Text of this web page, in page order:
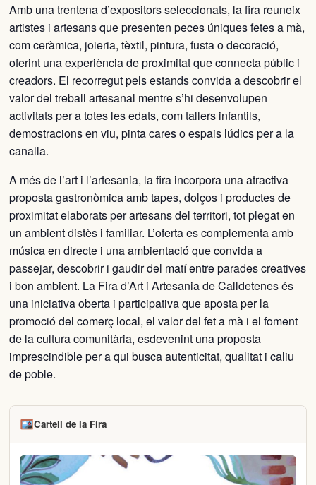
Amb una trentena d’expositors seleccionats, la fira reuneix
artistes i artesans que presenten peces úniques fetes a mà,
com ceràmica, joieria, tèxtil, pintura, fusta o decoració,
oferint una experiència de proximitat que connecta públic i
creadors. El recorregut pels estands convida a descobrir el
valor del treball artesanal mentre s’hi desenvolupen
activitats per a totes les edats, com tallers infantils,
demostracions en viu, pinta cares o espais lúdics per a la
canalla.
A més de l’art i l’artesania, la fira incorpora una atractiva
proposta gastronòmica amb tapes, dolços i productes de
proximitat elaborats per artesans del territori, tot plegat en
un ambient distès i familiar. L’oferta es complementa amb
música en directe i una ambientació que convida a
passejar, descobrir i gaudir del matí entre parades creatives
i bon ambient. La Fira d’Art i Artesania de Calldetenes és
una iniciativa oberta i participativa que aposta per la
promoció del comerç local, el valor del fet a mà i el foment
de la cultura comunitària, esdevenint una proposta
imprescindible per a qui busca autenticitat, qualitat i caliu
de poble.
Cartell de la Fira